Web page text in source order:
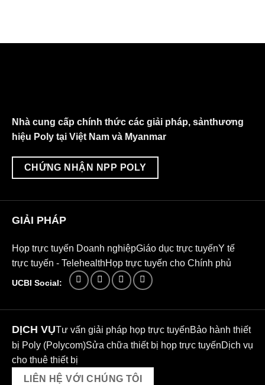
Nhà cung cấp chính thức các giải pháp, sảnthương
hiệu Poly tại Việt Nam và Myanmar
CHỨNG NHẬN NPP POLY
GIẢI PHÁP
Họp trực tuyến Doanh nghiệpGiáo dục trực tuyếnY tế
trực tuyến - TelehealthHọp trực tuyến cho Chính phủ
UCBI Social:
DỊCH VỤTư vấn giải pháp họp trực tuyếnBảo hành thiết
bị Poly (Polycom)Sửa chữa thiết bị họp trực tuyếnDịch vụ
cho thuê thiết bị
LIÊN HỆ VỚI CHÚNG TÔI